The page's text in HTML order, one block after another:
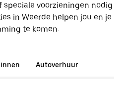
speciale voorzieningen nodig
in Weerde helpen jou en je
te komen.
Autoverhuur